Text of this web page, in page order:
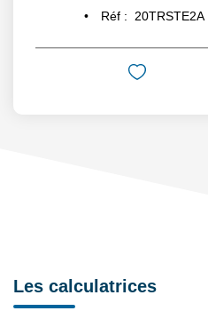
Réf :
20TRSTE2A
Les calculatrices